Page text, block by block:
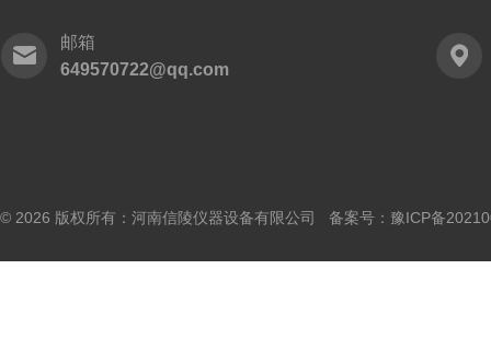
邮箱
649570722@qq.com
© 2026 版权所有：河南信陵仪器设备有限公司 备案号： 豫ICP备